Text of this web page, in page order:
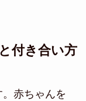
付き合い方
赤ちゃんを